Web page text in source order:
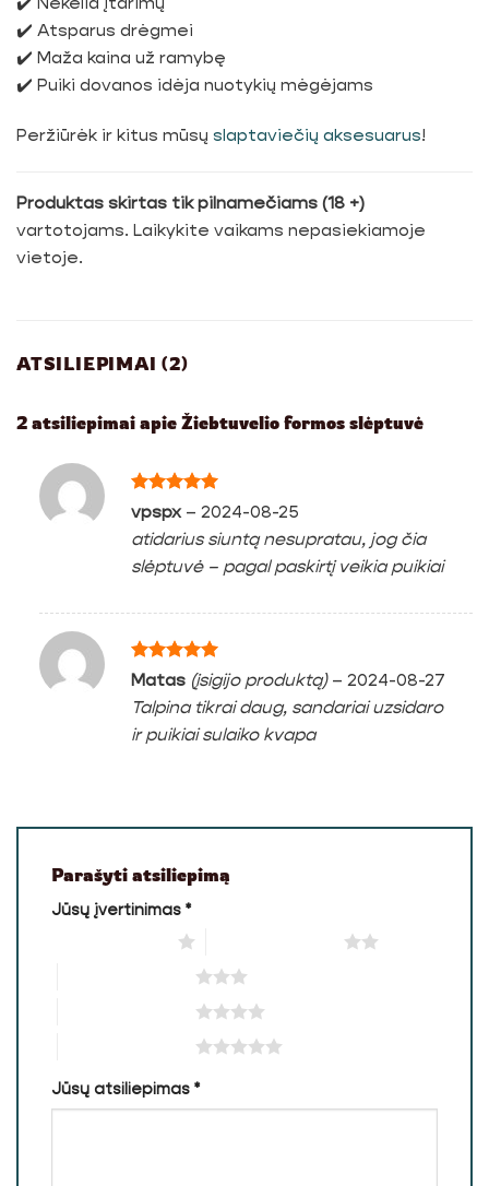
✔️ Atsparus drėgmei
✔️ Maža kaina už ramybę
✔️ Puiki dovanos idėja nuotykių mėgėjams
Peržiūrėk ir kitus mūsų slaptaviečių aksesuarus!
Produktas skirtas tik pilnamečiams (18 +)
vartotojams. Laikykite vaikams nepasiekiamoje
vietoje.
ATSILIEPIMAI (2)
2 atsiliepimai apie Žiebtuvelio formos slėptuvė
Įvertinimas:
iš 5
vpspx– 2024-08-25
atidarius siuntą nesupratau, jog čia
slėptuvė – pagal paskirtį veikia puikiai
Įvertinimas:
Matas (įsigijo produktą) – 2024-08-27
Talpina tikrai daug, sandariai uzsidaro
ir puikiai sulaiko kvapa
Parašyti atsiliepimą
Jūsų įvertinimas *
Jūsų atsiliepimas *